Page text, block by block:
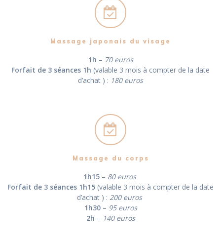
Massage japonais du visage
1h – 70 euros
Forfait de 3 séances 1h (valable 3 mois à compter de la date
d’achat ) : 180 euros
Massage du corps
1h15– 80 euros
Forfait de 3 séances 1h15 (valable 3 mois à compter de la date
d’achat ) : 200 euros
1h30– 95 euros
2h – 140 euros